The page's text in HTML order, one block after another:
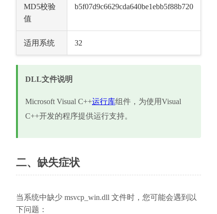
MD5校验
值
b5f07d9c6629cda640be1ebb5f88b720
适用系统 32
DLL文件说明
Microsoft Visual C++运行库组件，为使用Visual
C++开发的程序提供运行支持。
二、缺失症状
当系统中缺少 msvcp_win.dll 文件时，您可能会遇到以
下问题：